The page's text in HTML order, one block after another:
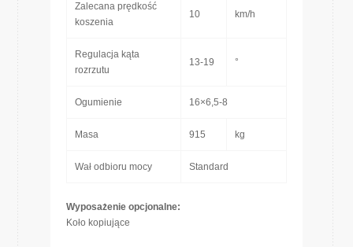
Zalecana prędkość
koszenia
10 km/h
Regulacja kąta
rozrzutu
13-19 °
Ogumienie 16×6,5-8
Masa 915 kg
Wał odbioru mocy Standard
Wyposażenie opcjonalne:
Koło kopiujące